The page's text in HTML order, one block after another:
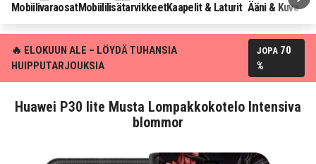
MobiilivaraosatMobiililisätarvikkeetKaapelit & Laturit Ääni & Kuva
🔥 ELOKUUN ALE – LÖYDÄ TUHANSIA
HUIPPUTARJOUKSIA
JOPA 70
%
Huawei P30 lite Musta Lompakkokotelo Intensiva
blommor